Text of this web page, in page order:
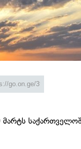
მარტს